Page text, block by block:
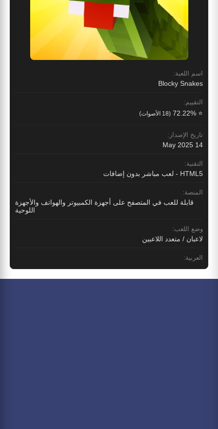
اسم اللعبة:
Blocky Snakes
التقييم:
⭐ 72.22% (18 الأصوات)
تاريخ الإصدار:
14 May 2025
التقنية:
HTML5 - لعب مباشر بدون إضافات
المنصة:
قابلة للعب في المتصفح على أجهزة الكمبيوتر والهواتف والأجهزة
اللوحية
وضع اللعب:
لاعبان / متعدد اللاعبين
العربية: